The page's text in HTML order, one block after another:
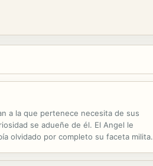
a la que pertenece necesita de sus
se adueñe de él. El Angel le
olvidado por completo su faceta militar